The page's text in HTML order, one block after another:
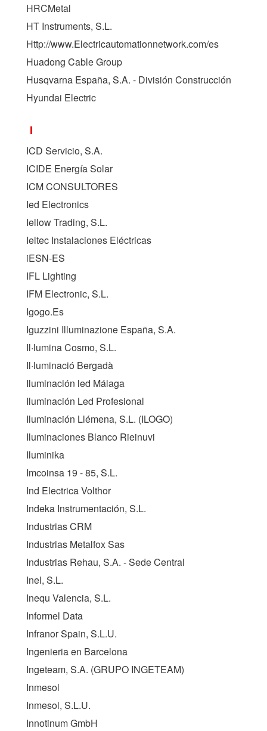
HRCMetal
HT Instruments, S.L.
Http://www.Electricautomationnetwork.com/es
Huadong Cable Group
Husqvarna España, S.A. - División Construcción
Hyundai Electric
I
ICD Servicio, S.A.
ICIDE Energía Solar
ICM CONSULTORES
Ied Electronics
Iellow Trading, S.L.
Ieltec Instalaciones Eléctricas
iESN-ES
IFL Lighting
IFM Electronic, S.L.
Igogo.Es
Iguzzini Illuminazione España, S.A.
Il·lumina Cosmo, S.L.
Il·luminació Bergadà
Iluminación led Málaga
Iluminación Led Profesional
Iluminación Llémena, S.L. (ILOGO)
Iluminaciones Blanco Rieinuvi
Iluminika
Imcoinsa 19 - 85, S.L.
Ind Electrica Volthor
Indeka Instrumentación, S.L.
Industrias CRM
Industrias Metalfox Sas
Industrias Rehau, S.A. - Sede Central
Inel, S.L.
Inequ Valencia, S.L.
Informel Data
Infranor Spain, S.L.U.
Ingenieria en Barcelona
Ingeteam, S.A. (GRUPO INGETEAM)
Inmesol
Inmesol, S.L.U.
Innotinum GmbH